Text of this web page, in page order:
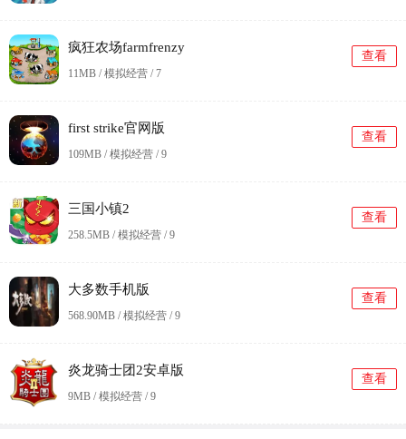
疯狂农场farmfrenzy
11MB / 模拟经营 /7
查看
first strike官网版
109MB / 模拟经营 /9
查看
三国小镇2
258.5MB / 模拟经营 /9
查看
大多数手机版
568.90MB / 模拟经营 /9
查看
炎龙骑士团2安卓版
9MB / 模拟经营 /9
查看